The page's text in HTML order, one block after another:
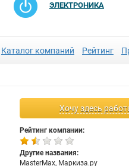
ЭЛЕКТРОНИКА
Каталог компаний Рейтинг
Хочу здесь
Рейтинг компании:
Другие названия:
MasterMax, Маркиза.ру